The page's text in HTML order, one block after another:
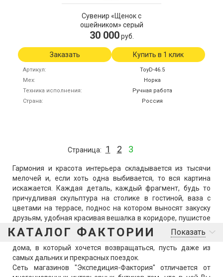
Сувенир «Щенок с
ошейником» серый
30 000 руб.
Заказать Купить в 1 клик
Артикул
ToyD-46.5
Мех
Норка
Техника исполнения
Ручная работа
Страна
Россия
Страница 1 2 3
Гармония и красота интерьера складывается из тысячи
мелочей и, если хоть одна выбивается, то вся картина
искажается. Каждая деталь, каждый фрагмент, будь то
причудливая скульптура на столике в гостиной, ваза с
цветами на террасе, поднос на котором выносят закуску
друзьям, удобная красивая вешалка в коридоре, пушистое
покрывало на диване или мягкий пуф у камина – словно
мельчайшие детали пазла складываются в единый образ
дома, в который хочется возвращаться, пусть даже из
самых дальних и прекрасных поездок.
Сеть магазинов "Экспедиция-Фактория" отличается от
КАТАЛОГ ФАКТОРИИ Показать